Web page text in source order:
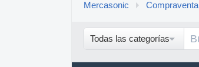
Mercasonic Compraventa
Todas las categorías